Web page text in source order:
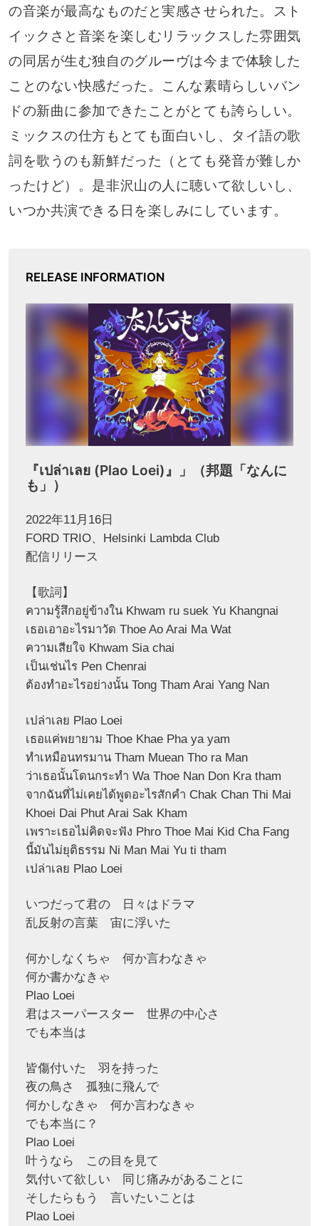
の音楽が最高なものだと実感させられた。スト
イックさと音楽を楽しむリラックスした雰囲気
の同居が生む独自のグルーヴは今まで体験した
ことのない快感だった。こんな素晴らしいバン
ドの新曲に参加できたことがとても誇らしい。
ミックスの仕方もとても面白いし、タイ語の歌
詞を歌うのも新鮮だった（とても発音が難しか
ったけど）。是非沢山の人に聴いて欲しいし、
いつか共演できる日を楽しみにしています。
RELEASE INFORMATION
『เปล่าเลย (Plao Loei)』」（邦題「なんに
も」）
2022年11月16日
FORD TRIO、Helsinki Lambda Club
配信リリース
【歌詞】
ความรู้สึกอยู่ข้างใน Khwam ru suek Yu Khangnai
เธอเอาอะไรมาวัด Thoe Ao Arai Ma Wat
ความเสียใจ Khwam Sia chai
เป็นเช่นไร Pen Chenrai
ต้องทำอะไรอย่างนั้น Tong Tham Arai Yang Nan
เปล่าเลย Plao Loei
เธอแค่พยายาม Thoe Khae Pha ya yam
ทำเหมือนทรมาน Tham Muean Tho ra Man
ว่าเธอนั้นโดนกระทำ Wa Thoe Nan Don Kra tham
จากฉันที่ไม่เคยได้พูดอะไรสักคำ Chak Chan Thi Mai
Khoei Dai Phut Arai Sak Kham
เพราะเธอไม่คิดจะฟัง Phro Thoe Mai Kid Cha Fang
นี้มันไม่ยุติธรรม Ni Man Mai Yu ti tham
เปล่าเลย Plao Loei
いつだって君の 日々はドラマ
乱反射の言葉 宙に浮いた
何かしなくちゃ 何か言わなきゃ
何か書かなきゃ
Plao Loei
君はスーパースター 世界の中心さ
でも本当は
皆傷付いた 羽を持った
夜の鳥さ 孤独に飛んで
何かしなきゃ 何か言わなきゃ
でも本当に？
Plao Loei
叶うなら この目を見て
気付いて欲しい 同じ痛みがあることに
そしたらもう 言いたいことは
Plao Loei